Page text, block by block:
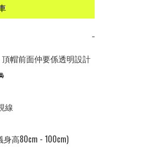
−
頂帽前面仲要係透明設計
線
高80cm - 100cm)